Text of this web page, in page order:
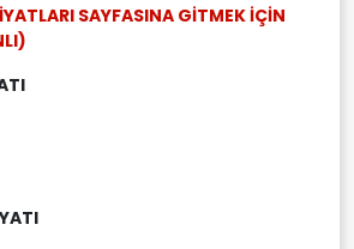
SAYFASINA GİTMEK İÇİN